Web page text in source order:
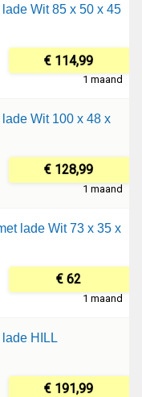
Wit 85 x 50 x 45
€ 114,99
1 maand
Wit 100 x 48 x
€ 128,99
1 maand
lade Wit 73 x 35 x
€ 62
1 maand
HILL
€ 191,99